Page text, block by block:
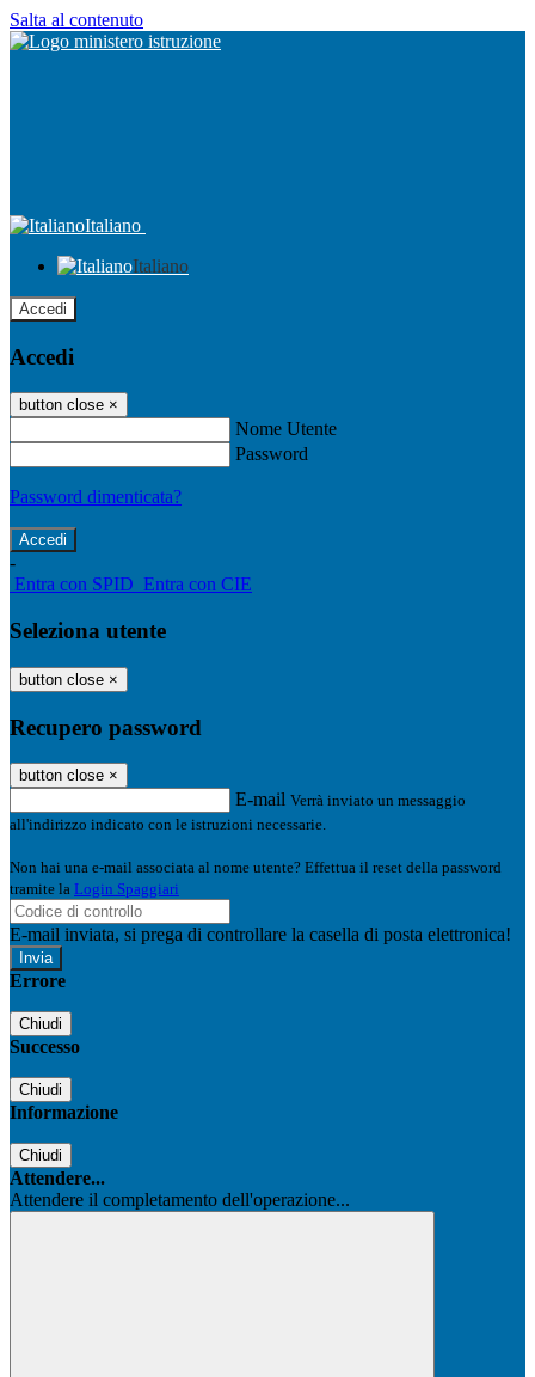
Salta al contenuto
Italiano
Italiano
Accedi
Accedi
button close ×
Nome Utente
Password
Password dimenticata?
-
Entra con SPID Entra con CIE
Seleziona utente
button close ×
Recupero password
button close ×
E-mail Verrà inviato un messaggio
all'indirizzo indicato con le istruzioni necessarie.
Non hai una e-mail associata al nome utente? Effettua il reset della password
tramite la Login Spaggiari
E-mail inviata, si prega di controllare la casella di posta elettronica!
Errore
Chiudi
Successo
Chiudi
Informazione
Chiudi
Attendere...
Attendere il completamento dell'operazione...